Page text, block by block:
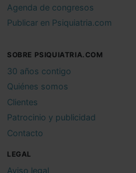
Agenda de congresos
Publicar en Psiquiatria.com
SOBRE PSIQUIATRIA.COM
30 años contigo
Quiénes somos
Clientes
Patrocinio y publicidad
Contacto
LEGAL
Aviso legal